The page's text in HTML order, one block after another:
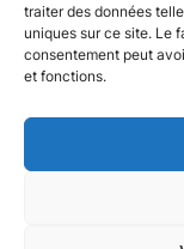
traiter des données
uniques sur ce site. Le
consentement peut
et fonctions.
Nos agences
Nos autres
Nos réseaux